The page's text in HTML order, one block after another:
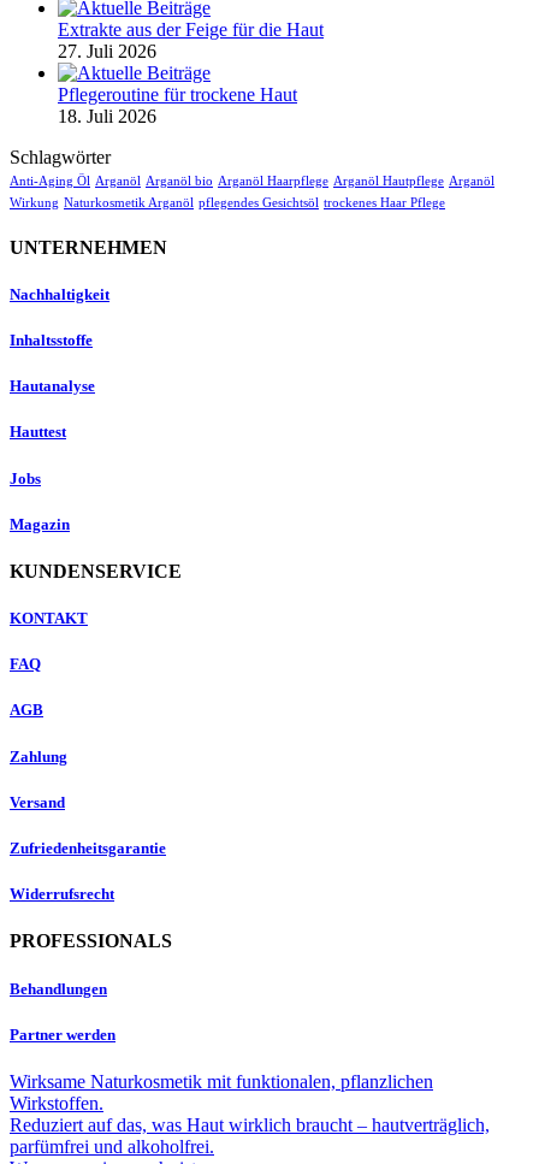
Extrakte aus der Feige für die Haut
27. Juli 2026
Pflegeroutine für trockene Haut
18. Juli 2026
Schlagwörter
Anti-Aging Öl Arganöl Arganöl bio Arganöl Haarpflege Arganöl Hautpflege Arganöl
Wirkung Naturkosmetik Arganöl pflegendes Gesichtsöl trockenes Haar Pflege
UNTERNEHMEN
Nachhaltigkeit
Inhaltsstoffe
Hautanalyse
Hauttest
Jobs
Magazin
KUNDENSERVICE
KONTAKT
FAQ
AGB
Zahlung
Versand
Zufriedenheitsgarantie
Widerrufsrecht
PROFESSIONALS
Behandlungen
Partner werden
Wirksame Naturkosmetik mit funktionalen, pflanzlichen
Wirkstoffen.
Reduziert auf das, was Haut wirklich braucht – hautverträglich,
parfümfrei und alkoholfrei.